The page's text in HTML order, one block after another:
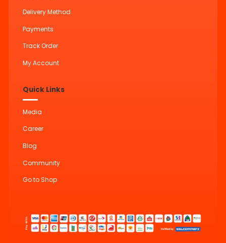
Delivery Method
Payments
Track Order
My Account
Quick Links
Media
Career
Blog
Community
Go to Shop